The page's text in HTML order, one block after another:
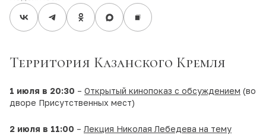
Территория Казанского Кремля
1 июля в 20:30 – Открытый кинопоказ с обсуждением (во
дворе Присутственных мест)
2 июля в 11:00 – Лекция Николая Лебедева на тему